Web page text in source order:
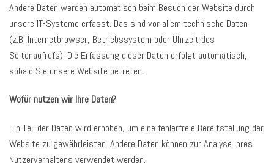
Andere Daten werden automatisch beim Besuch der Website durch
unsere IT-Systeme erfasst. Das sind vor allem technische Daten
(z.B. Internetbrowser, Betriebssystem oder Uhrzeit des
Seitenaufrufs). Die Erfassung dieser Daten erfolgt automatisch,
sobald Sie unsere Website betreten.
Wofür nutzen wir Ihre Daten?
Ein Teil der Daten wird erhoben, um eine fehlerfreie Bereitstellung der
Website zu gewährleisten. Andere Daten können zur Analyse Ihres
Nutzerverhaltens verwendet werden.